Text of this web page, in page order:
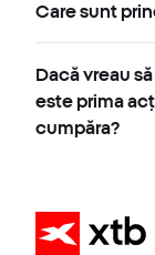
Care sunt
Dacă vreau
este prima
cumpăra?